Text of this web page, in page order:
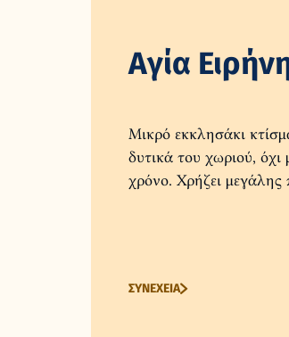
Αγία
Μικρό εκκλησάκι
δυτικά του χωριού,
χρόνο. Χρήζει μεγάλης
ΣΥΝΕΧΕΙΑ